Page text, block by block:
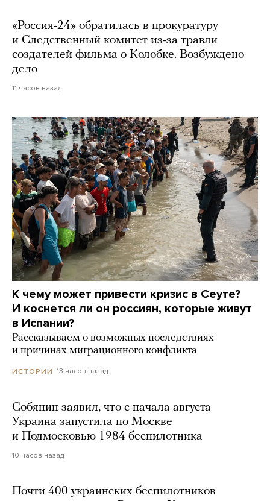
«Россия-24» обратилась в прокуратуру
и Следственный комитет из-за травли
создателей фильма о Колобке. Возбуждено
дело
11 часов назад
К чему может привести кризис в Сеуте?
И коснется ли он россиян, которые живут
в Испании?
Рассказываем о возможных последствиях
и причинах миграционного конфликта
ИСТОРИИ 13 часов назад
Собянин заявил, что с начала августа
Украина запустила по Москве
и Подмосковью 1984 беспилотника
10 часов назад
Почти 400 украинских беспилотников